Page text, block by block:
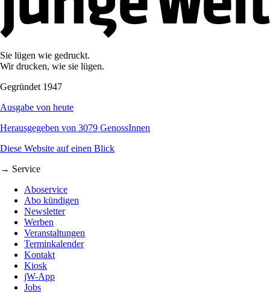
Sie lügen wie gedruckt.
Wir drucken, wie sie lügen.
Gegründet 1947
Ausgabe von heute
Herausgegeben von 3079 GenossInnen
Diese Website auf einen Blick
→ Service
Aboservice
Abo kündigen
Newsletter
Werben
Veranstaltungen
Terminkalender
Kontakt
Kiosk
jW-App
Jobs